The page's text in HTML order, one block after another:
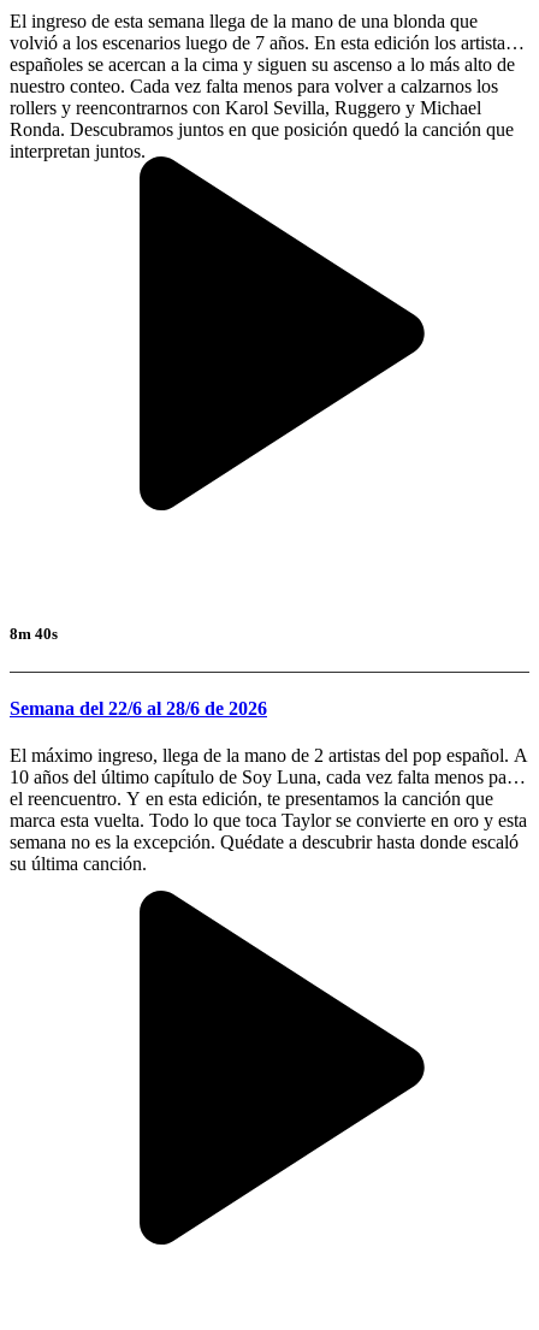
El ingreso de esta semana llega de la mano de una blonda que
volvió a los escenarios luego de 7 años. En esta edición los artistas
españoles se acercan a la cima y siguen su ascenso a lo más alto de
nuestro conteo. Cada vez falta menos para volver a calzarnos los
rollers y reencontrarnos con Karol Sevilla, Ruggero y Michael
Ronda. Descubramos juntos en que posición quedó la canción que
interpretan juntos.
8m 40s
Semana del 22/6 al 28/6 de 2026
El máximo ingreso, llega de la mano de 2 artistas del pop español. A
10 años del último capítulo de Soy Luna, cada vez falta menos para
el reencuentro. Y en esta edición, te presentamos la canción que
marca esta vuelta. Todo lo que toca Taylor se convierte en oro y esta
semana no es la excepción. Quédate a descubrir hasta donde escaló
su última canción.